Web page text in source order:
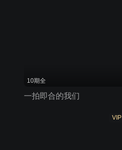
10期全
一拍即合的我们
VIP